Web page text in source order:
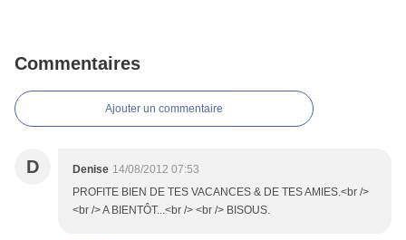
Commentaires
Ajouter un commentaire
D Denise 14/08/2012 07:53
PROFITE BIEN DE TES VACANCES & DE TES AMIES.<br />
<br /> A BIENTÔT...<br /> <br /> BISOUS.